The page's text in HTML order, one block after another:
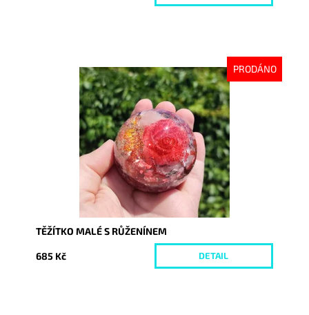
PRODÁNO
Dostupnost:
Vyprodáno
7067
TĚŽÍTKO MALÉ S RŮŽENÍNEM
685 Kč DETAIL